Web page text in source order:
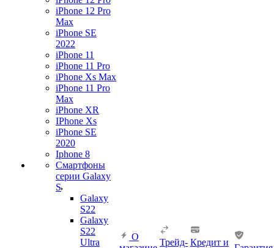
iPhone 12 Pro
Max
iPhone SE
2022
iPhone 11
iPhone 11 Pro
iPhone Xs Max
iPhone 11 Pro
Max
iPhone XR
IPhone Xs
iPhone SE
2020
Iphone 8
Смартфоны
серии Galaxy
S
Galaxy
S22
Galaxy
S22
Ultra
О
Трейд- Кредит и